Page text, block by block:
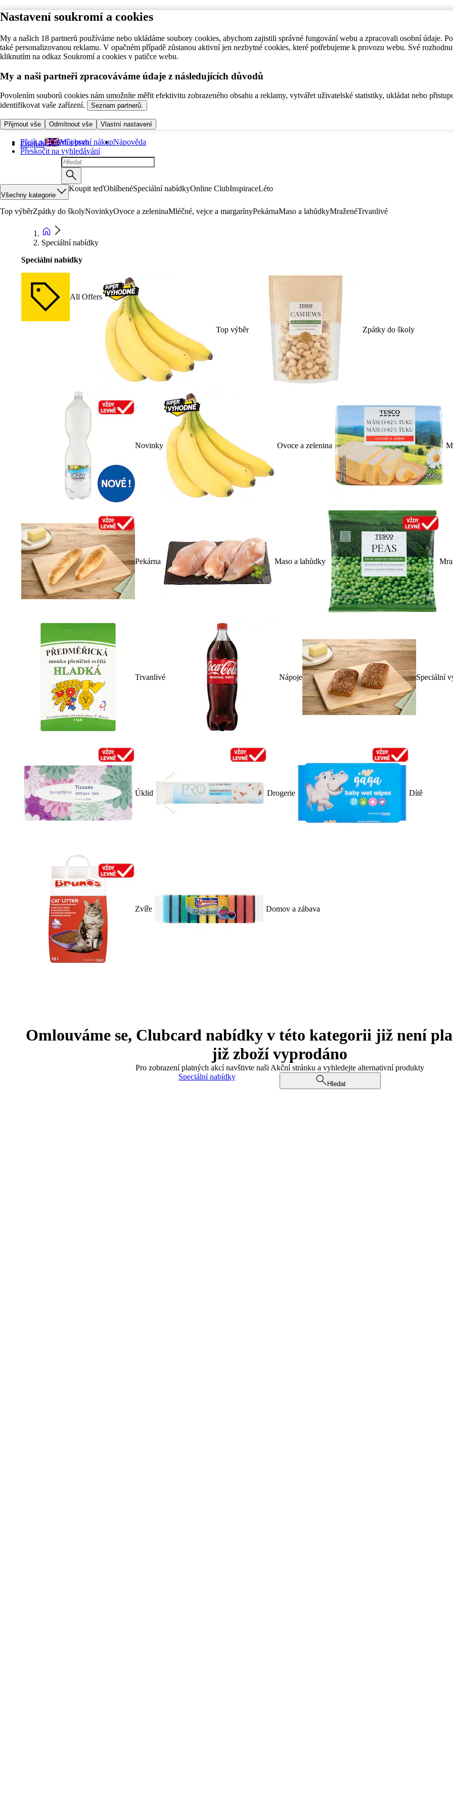
Nastavení soukromí a cookies
My a našich 18 partnerů používáme nebo ukládáme soubory cookies, abychom zajistili správné fungování webu a zpracovali osobní údaje.
také personalizovanou reklamu. V opačném případě zůstanou aktivní jen nezbytné cookies, které potřebujeme k provozu webu. Své
kliknutím na odkaz Soukromí a cookies v patičce webu.
My a naši partneři zpracováváme údaje z následujících důvodů
Povolením souborů cookies nám umožníte měřit efektivitu zobrazeného obsahu a reklamy, vytvářet uživatelské statistiky, ukládat nebo
identifikovat vaše zařízení.
Seznam partnerů.
Přijmout vše Odmítnout vše Vlastní nastavení
Přejít na hlavní obsah
Přeskočit na vyhledávání
English Můj první nákupNápověda
Všechny kategorie
Koupit teďOblíbenéSpeciální nabídkyOnline ClubInspiraceLéto
Top výběrZpátky do školyNovinkyOvoce a zeleninaMléčné, vejce a margarínyPekárnaMaso a lahůdkyMraženéTrvanlivé
Speciální nabídky
Speciální nabídky
All Offers
Top výběr Zpátky do školy
Novinky Ovoce a zelenina
Pekárna Maso a lahůdky
Trvanlivé Nápoje Speciální
Úklid Drogerie Dítě
Zvíře Domov a zábava
Omlouváme se, Clubcard nabídky v této kategorii již není
již zboží vyprodáno
Pro zobrazení platných akcí navštivte naši Akční stránku a vyhledejte alternativní produkty
Speciální nabídky
Hledat